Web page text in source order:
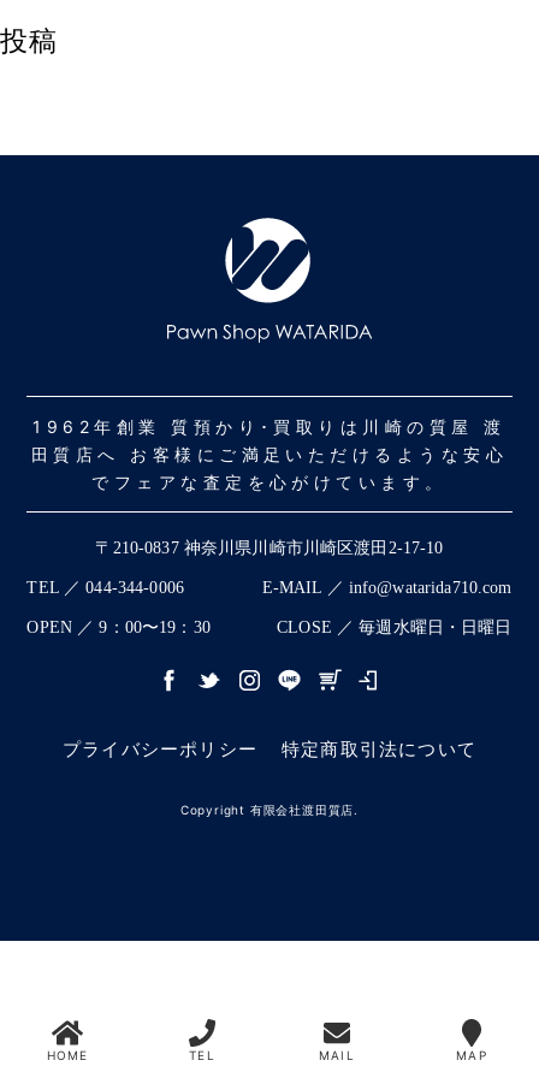
投稿
1962年創業 質預かり･買取りは川崎の質屋 渡
田質店へ お客様にご満足いただけるような安心
でフェアな査定を心がけています。
〒210-0837 神奈川県川崎市川崎区渡田2-17-10
TEL ／ 044-344-0006 E-MAIL ／ info@watarida710.com
OPEN ／ 9：00〜19：30 CLOSE ／ 毎週水曜日・日曜日
プライバシーポリシー 特定商取引法について
Copyright 有限会社渡田質店.
HOME TEL MAIL MAP